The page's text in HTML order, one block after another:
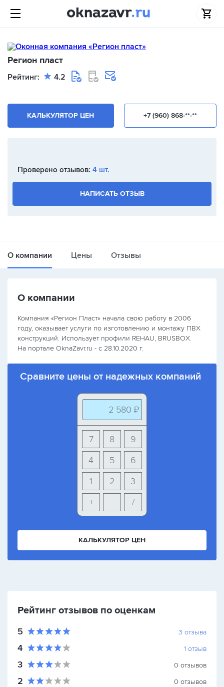
Регион пласт
Рейтинг: 4.2
+7 (960) 868-**-**
КАЛЬКУЛЯТОР ЦЕН
Проверено отзывов: 4 шт.
НАПИСАТЬ ОТЗЫВ
О компании Цены Отзывы
О компании
Компания «Регион Пласт» начала свою работу в 2006
году, оказывает услуги по изготовлению и монтажу ПВХ
конструкций. Использует профили REHAU, BRUSBOX.
На портале OknaZavr.ru - с 28.10.2020 г.
Сравните цены от надежных компаний
2 580 ₽
9
8
7
6
5
4
3
2
1
+
- /
КАЛЬКУЛЯТОР ЦЕН
Рейтинг отзывов по оценкам
5 3 отзыва
4 1 отзыв
3 0 отзывов
2 0 отзывов